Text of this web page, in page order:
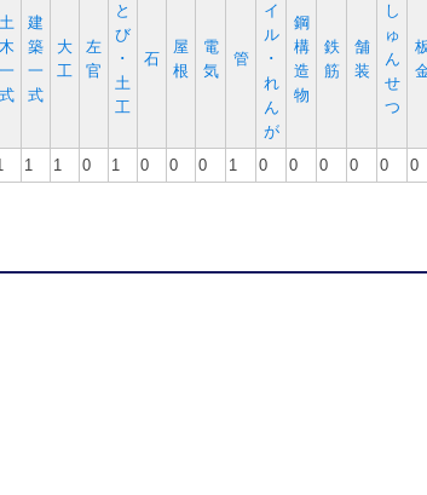
土
木
一
式
建
築
一
式
大
工
左
官
と
び
･
土
工
石
屋
根
電
気
管
イ
ル
･
れ
ん
が
鋼
構
造
物
鉄
筋
舗
装
し
ゅ
ん
せ
つ
1 1 0 1 0 0 0 1 0 0 0 0 0 0